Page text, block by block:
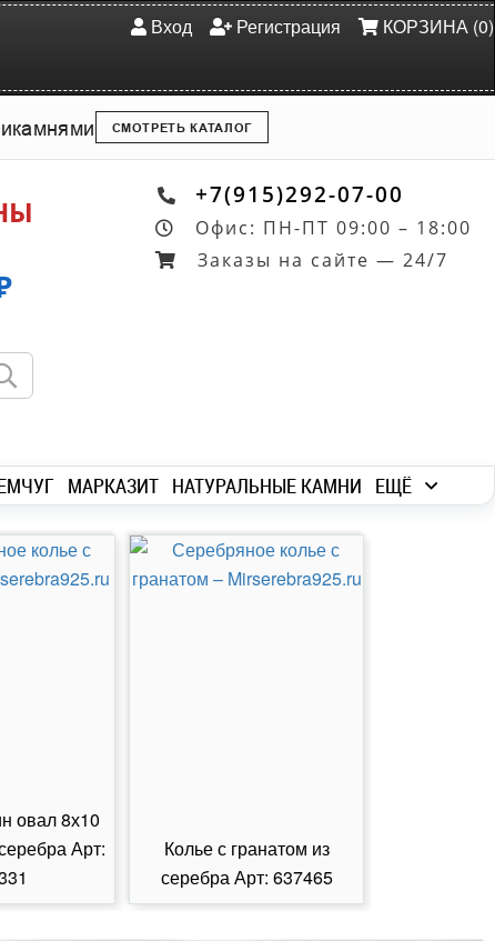
Вход Регистрация КОРЗИНА (0)
камнями СМОТРЕТЬ КАТАЛОГ
+7(915)292-07-00
Офис: ПН-ПТ 09:00 – 18:00
Заказы на сайте — 24/7
МАРКАЗИТ НАТУРАЛЬНЫЕ КАМНИ ЕЩЁ
овал 8х10
Арт:
Колье с гранатом из
серебра Арт: 637465